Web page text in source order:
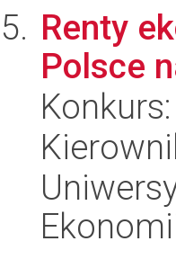
Renty
Polsce
Konkurs: